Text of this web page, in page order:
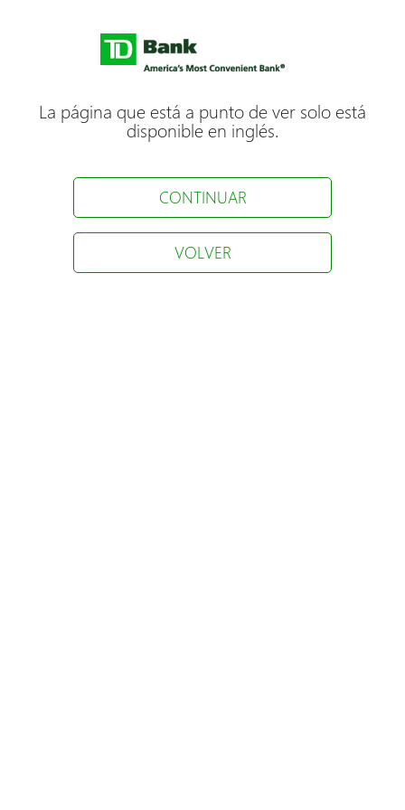
La página que está a punto de ver solo está
disponible en inglés.
CONTINUAR
VOLVER